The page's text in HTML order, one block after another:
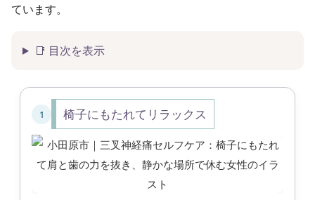
ています。
📑 目次を表示
1 椅子にもたれてリラックス